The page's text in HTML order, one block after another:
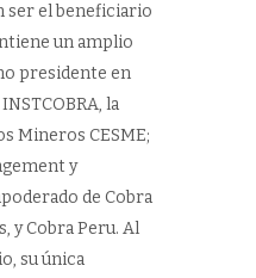
ser el beneficiario
un amplio
presidente en
la
Mineros CESME;
y
de Cobra
y Cobra Peru. Al
su única